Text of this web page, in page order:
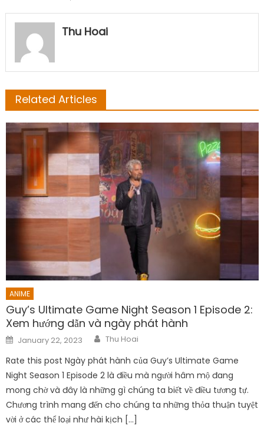
Thu Hoai
Related Articles
ANIME
Guy’s Ultimate Game Night Season 1 Episode 2:
Xem hướng dẫn và ngày phát hành
Posted
on
January 22, 2023 Author
Thu Hoai
Rate this post Ngày phát hành của Guy’s Ultimate Game
Night Season 1 Episode 2 là điều mà người hâm mộ đang
mong chờ và đây là những gì chúng ta biết về điều tương tự.
Chương trình mang đến cho chúng ta những thỏa thuận tuyệt
vời ở các thể loại như hài kịch […]